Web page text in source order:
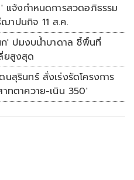
แจ้งกำหนดการสวดอภิธรรม
าปนกิจ 11 ส.ค.
' ปมงบน้ำบาดาล ชี้พื้นที่
ยสูงสุด
สุรินทร์ สั่งเร่งรัดโครงการ
ทตาควาย-เนิน 350'